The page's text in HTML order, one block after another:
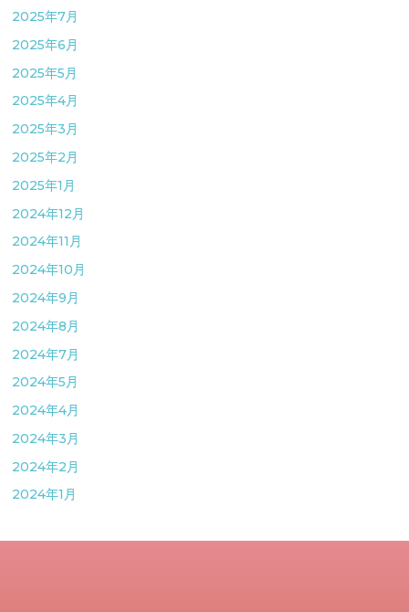
2025年7月
2025年6月
2025年5月
2025年4月
2025年3月
2025年2月
2025年1月
2024年12月
2024年11月
2024年10月
2024年9月
2024年8月
2024年7月
2024年5月
2024年4月
2024年3月
2024年2月
2024年1月